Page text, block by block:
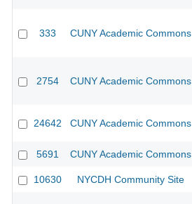
333 CUNY Academic Commons
2754 CUNY Academic Commons
24642 CUNY Academic Commons
5691 CUNY Academic Commons
10630 NYCDH Community Site